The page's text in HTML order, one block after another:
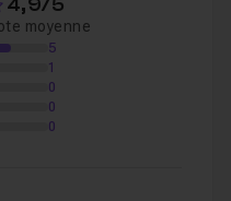
4,9/5
moyenne
5
1
0
0
0